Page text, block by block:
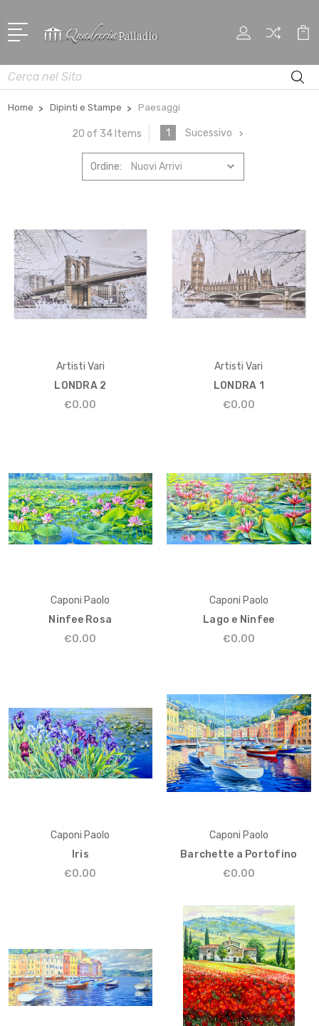
Cerca
Home Dipinti e Stampe Paesaggi
20 of 34 Items 1 Sucessivo
Ordine:
Artisti Vari
LONDRA 2
€0.00
Artisti Vari
LONDRA 1
€0.00
Caponi Paolo
Ninfee Rosa
€0.00
Caponi Paolo
Lago e Ninfee
€0.00
Caponi Paolo
Iris
€0.00
Caponi Paolo
Barchette a Portofino
€0.00